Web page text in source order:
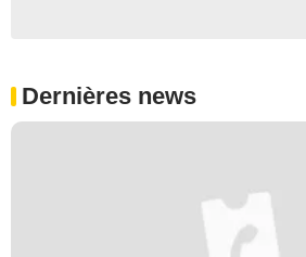
Dernières news